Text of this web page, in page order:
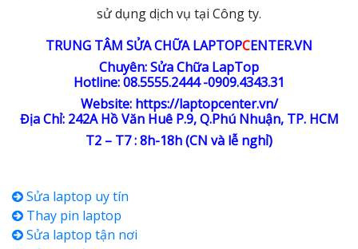
sử dụng dịch vụ tại Công ty.
TRUNG TÂM SỬA CHỮA LAPTOPCENTER.VN
Chuyên: Sửa Chữa LapTop
Hotline: 08.5555.2444 -0909.4343.31
Website: https://laptopcenter.vn/
Địa Chỉ: 242A Hồ Văn Huê P.9, Q.Phú Nhuận, TP. HCM
T2 – T7 : 8h-18h (CN và lễ nghỉ)
Sửa laptop uy tín
Thay pin laptop
Sửa laptop tận nơi